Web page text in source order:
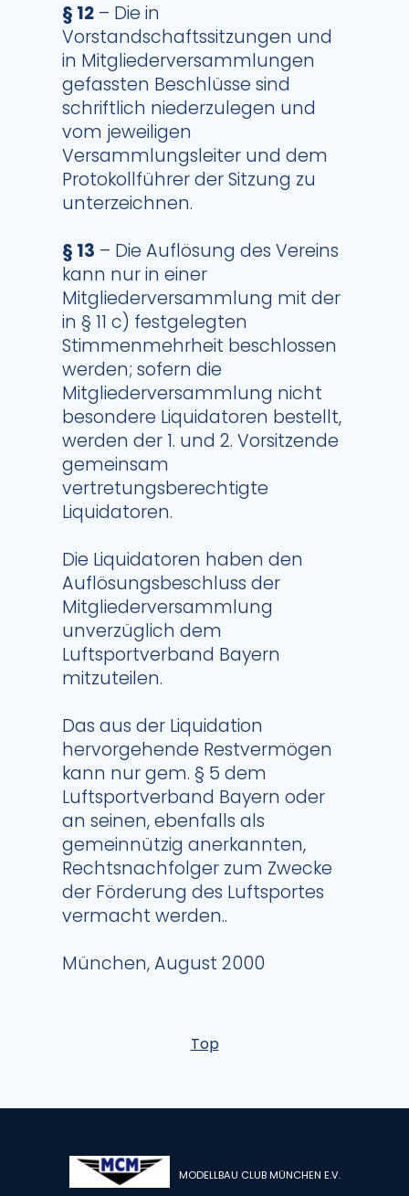
§ 12 – Die in
Vorstandschaftssitzungen und
in Mitgliederversammlungen
gefassten Beschlüsse sind
schriftlich niederzulegen und
vom jeweiligen
Versammlungsleiter und dem
Protokollführer der Sitzung zu
unterzeichnen.
§ 13 – Die Auflösung des Vereins
kann nur in einer
Mitgliederversammlung mit der
in § 11 c) festgelegten
Stimmenmehrheit beschlossen
werden; sofern die
Mitgliederversammlung nicht
besondere Liquidatoren bestellt,
werden der 1. und 2. Vorsitzende
gemeinsam
vertretungsberechtigte
Liquidatoren.
Die Liquidatoren haben den
Auflösungsbeschluss der
Mitgliederversammlung
unverzüglich dem
Luftsportverband Bayern
mitzuteilen.
Das aus der Liquidation
hervorgehende Restvermögen
kann nur gem. § 5 dem
Luftsportverband Bayern oder
an seinen, ebenfalls als
gemeinnützig anerkannten,
Rechtsnachfolger zum Zwecke
der Förderung des Luftsportes
vermacht werden..
München, August 2000
Top
MODELLBAU CLUB MÜNCHEN E.V.